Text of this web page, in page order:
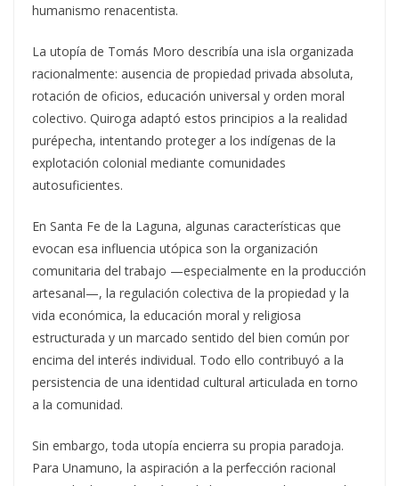
humanismo renacentista.
La utopía de Tomás Moro describía una isla organizada
racionalmente: ausencia de propiedad privada absoluta,
rotación de oficios, educación universal y orden moral
colectivo. Quiroga adaptó estos principios a la realidad
purépecha, intentando proteger a los indígenas de la
explotación colonial mediante comunidades
autosuficientes.
En Santa Fe de la Laguna, algunas características que
evocan esa influencia utópica son la organización
comunitaria del trabajo —especialmente en la producción
artesanal—, la regulación colectiva de la propiedad y la
vida económica, la educación moral y religiosa
estructurada y un marcado sentido del bien común por
encima del interés individual. Todo ello contribuyó a la
persistencia de una identidad cultural articulada en torno
a la comunidad.
Sin embargo, toda utopía encierra su propia paradoja.
Para Unamuno, la aspiración a la perfección racional